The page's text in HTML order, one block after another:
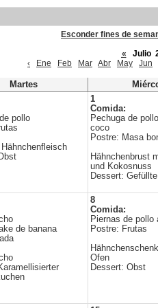
Esconder fines de
«
Julio
‹
Ene Feb Mar Abr May Jun
Martes
pollo
1
Comida:
Pechuga de
coco
Postre: Masa
Hähnchenbrust
und Kokosnuss
Dessert:
de banana
8
Comida:
Piernas de pollo
Postre: Frutas
Ofen
Dessert: Obst